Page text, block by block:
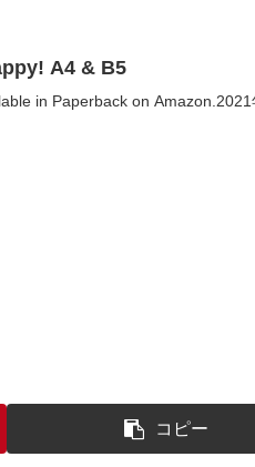
A4 & B5
in Paperback on Amazon.2021
コピー